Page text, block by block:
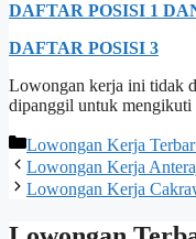
DAFTAR POSISI 1
DAFTAR POSISI 3
Lowongan kerja ini tidak
dipanggil untuk mengikuti
Kategori
Lowongan Kerja
Lowongan Kerja
Lowongan Kerja